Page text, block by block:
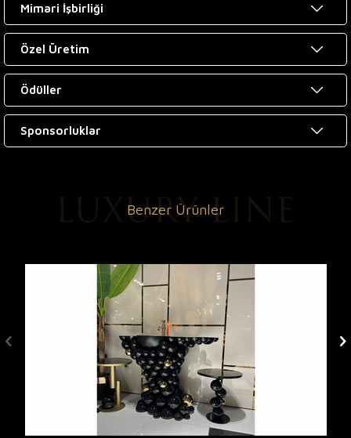
Mimari İşbirliği
Özel Üretim
Ödüller
Sponsorluklar
Benzer Ürünler